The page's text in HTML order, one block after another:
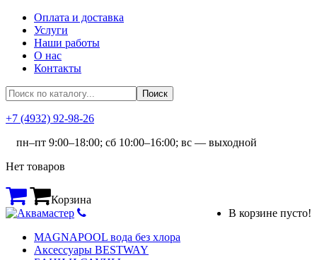
Оплата и доставка
Услуги
Наши работы
О нас
Контакты
+7 (4932) 92-98-26
пн–пт 9:00–18:00; сб 10:00–16:00; вс — выходной
Нет товаров
Корзина
В корзине пусто!
MAGNAPOOL вода без хлора
Аксессуары BESTWAY